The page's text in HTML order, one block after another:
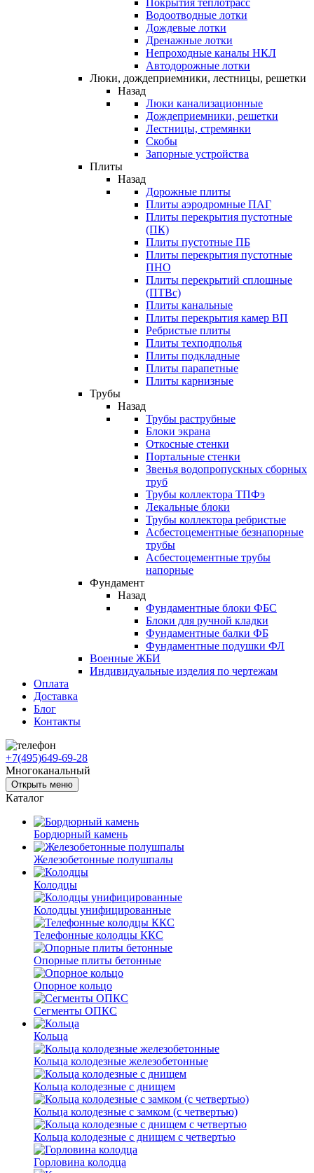
Покрытия теплотрасс
Водоотводные лотки
Дождевые лотки
Дренажные лотки
Непроходные каналы НКЛ
Автодорожные лотки
Люки, дождеприемники, лестницы, решетки
Назад
Люки канализационные
Дождеприемники, решетки
Лестницы, стремянки
Скобы
Запорные устройства
Плиты
Назад
Дорожные плиты
Плиты аэродромные ПАГ
Плиты перекрытия пустотные
(ПК)
Плиты пустотные ПБ
Плиты перекрытия пустотные
ПНО
Плиты перекрытий сплошные
(ПТВс)
Плиты канальные
Плиты перекрытия камер ВП
Ребристые плиты
Плиты техподполья
Плиты подкладные
Плиты парапетные
Плиты карнизные
Трубы
Назад
Трубы раструбные
Блоки экрана
Откосные стенки
Портальные стенки
Звенья водопропускных сборных
труб
Трубы коллектора ТПФэ
Лекальные блоки
Трубы коллектора ребристые
Асбестоцементные безнапорные
трубы
Асбестоцементные трубы
напорные
Фундамент
Назад
Фундаментные блоки ФБС
Блоки для ручной кладки
Фундаментные балки ФБ
Фундаментные подушки ФЛ
Военные ЖБИ
Индивидуальные изделия по чертежам
Оплата
Доставка
Блог
Контакты
+7(495)649-69-28
Многоканальный
Открыть меню
Каталог
Бордюрный камень
Железобетонные полушпалы
Колодцы
Колодцы унифицированные
Телефонные колодцы ККС
Опорные плиты бетонные
Опорное кольцо
Сегменты ОПКС
Кольца
Кольца колодезные железобетонные
Кольца колодезные с днищем
Кольца колодезные с замком (с четвертью)
Кольца колодезные с днищем с четвертью
Горловина колодца